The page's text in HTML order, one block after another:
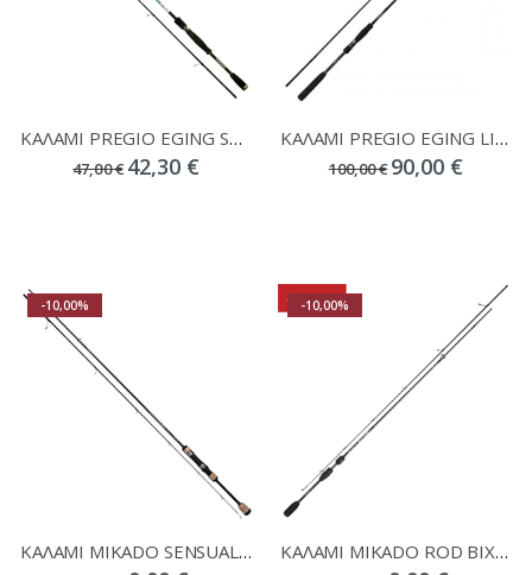
ΚΑΛΑΜΙ PREGIO EGING SX 8'' 2.43M EGI 2.0-4.0 PE 0.6-1.2
47,00 € 42,30 €
ΚΑΛΑΜΙ PREGIO EGING LIMIT EGI 2.53M EGI:2.5-4.0 P.E.:0.6-1.2
100,00 € 90,00 €
-10,00%
ΚΑΛΑΜΙ MIKADO SENSUAL ULTRA LIGHT
-10,00%
ΚΑΛΑΜΙ MIKADO ROD BIXLITE LIGHT